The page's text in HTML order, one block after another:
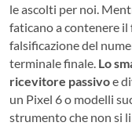
le ascolti per noi.
faticano a contenere il
falsificazione del
terminale finale. Lo
ricevitore passivoe
un Pixel 6 o modelli
strumento che non si